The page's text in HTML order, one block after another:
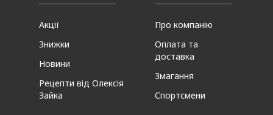
Акції
Знижки
Новини
Рецепти від Олексія
Зайка
Про компанію
Оплата та
доставка
Змагання
Спортсмени